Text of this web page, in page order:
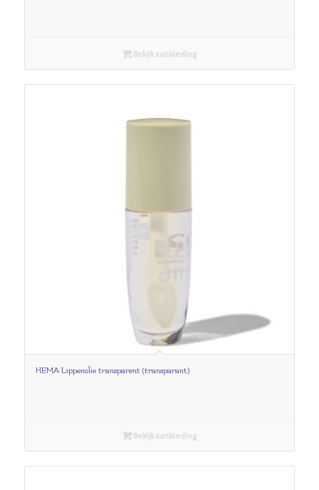
Bekijk aanbieding
HEMA Lippenolie transparent (transparant)
Bekijk aanbieding